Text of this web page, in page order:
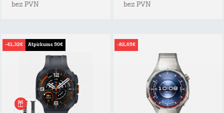
bez PVN bez PVN
-41,32€ Atpirkums 50€ -82,65€